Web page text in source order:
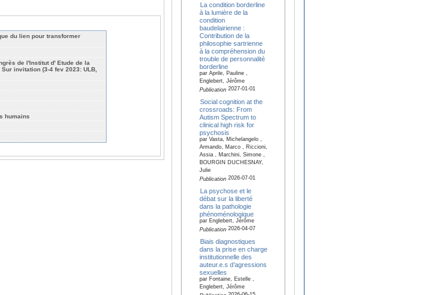
du lien pour transformer
de l'Institut d' Etude de la
invitation (3-4 fev 2023: ULB,
humains
La condition borderline
à la lumière de la
condition
baudelairienne :
Contribution de la
philosophie sartrienne
à la compréhension du
trouble de personnalité
borderline
par Aprile, Pauline ,
Englebert, Jérôme
Publication2027-01-01
Social cognition at the
crossroads: From
Autism Spectrum to
clinical high risk for
psychosis
par Vasta, Michelangelo ,
Armando, Marco , Riccioni,
Assia , Marchini, Simone ,
BOURGIN DUCHESNAY,
Julie
Publication2026-07-01
La psychose et le
débat sur la liberté
dans la pathologie
phénoménologique
par Englebert, Jérôme
Publication2026-04-07
Biais diagnostiques
dans la prise en charge
institutionnelle des
auteur.e.s d’agressions
sexuelles
par Fontaine, Estelle ,
Englebert, Jérôme